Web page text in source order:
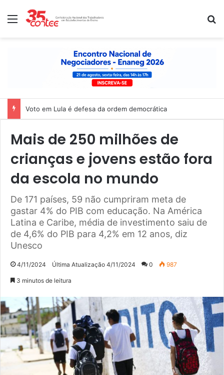
Menu
Nota de solidariedade ao povo venezuelano
Mais de 250 milhões de
crianças e jovens estão fora
da escola no mundo
De 171 países, 59 não cumpriram meta de
gastar 4% do PIB com educação. Na América
Latina e Caribe, média de investimento saiu de
de 4,6% do PIB para 4,2% em 12 anos, diz
Unesco
4/11/2024 Última Atualização 4/11/2024 0 987
3 minutos de leitura